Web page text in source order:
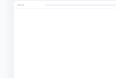
diyet ve beslenme platformudur.